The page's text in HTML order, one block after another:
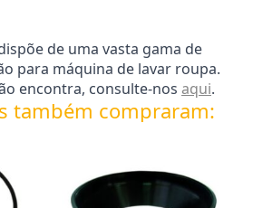
de uma vasta gama de
para máquina de lavar roupa.
encontra, consulte-nos aqui.
também compraram: